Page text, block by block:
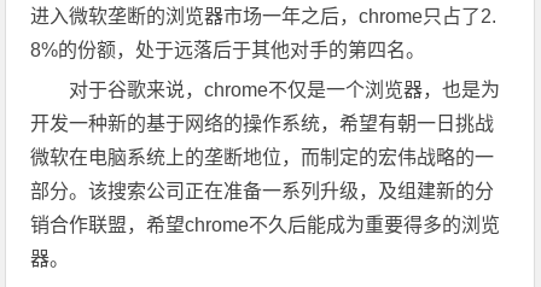
进入微软垄断的浏览器市场一年之后，chrome只占了2.
8%的份额，处于远落后于其他对手的第四名。
对于谷歌来说，chrome不仅是一个浏览器，也是为
开发一种新的基于网络的操作系统，希望有朝一日挑战
微软在电脑系统上的垄断地位，而制定的宏伟战略的一
部分。该搜索公司正在准备一系列升级，及组建新的分
销合作联盟，希望chrome不久后能成为重要得多的浏览
器。